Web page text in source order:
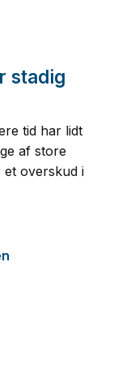
stadig
tid har lidt
af store
et overskud i